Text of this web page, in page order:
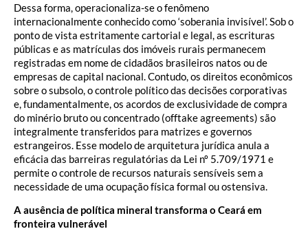
Dessa forma, operacionaliza-se o fenômeno
internacionalmente conhecido como ‘soberania invisível’. Sob o
ponto de vista estritamente cartorial e legal, as escrituras
públicas e as matrículas dos imóveis rurais permanecem
registradas em nome de cidadãos brasileiros natos ou de
empresas de capital nacional. Contudo, os direitos econômicos
sobre o subsolo, o controle político das decisões corporativas
e, fundamentalmente, os acordos de exclusividade de compra
do minério bruto ou concentrado (offtake agreements) são
integralmente transferidos para matrizes e governos
estrangeiros. Esse modelo de arquitetura jurídica anula a
eficácia das barreiras regulatórias da Lei nº 5.709/1971 e
permite o controle de recursos naturais sensíveis sem a
necessidade de uma ocupação física formal ou ostensiva.
A ausência de política mineral transforma o Ceará em
fronteira vulnerável